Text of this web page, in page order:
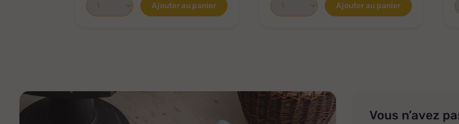
Ajouter au panier Ajouter au panier
Vous n’avez